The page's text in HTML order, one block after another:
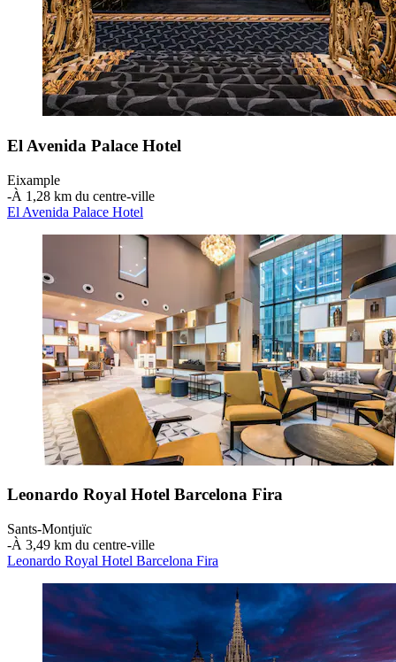
El Avenida Palace Hotel
Eixample
‐À 1,28 km du centre-ville
El Avenida Palace Hotel
Leonardo Royal Hotel Barcelona Fira
Sants-Montjuïc
‐À 3,49 km du centre-ville
Leonardo Royal Hotel Barcelona Fira